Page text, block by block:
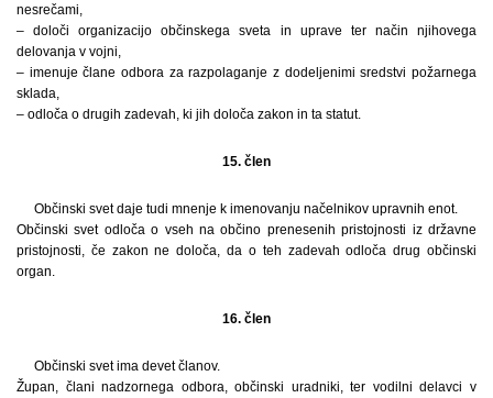
nesrečami,
– določi organizacijo občinskega sveta in uprave ter način njihovega
delovanja v vojni,
– imenuje člane odbora za razpolaganje z dodeljenimi sredstvi požarnega
sklada,
– odloča o drugih zadevah, ki jih določa zakon in ta statut.
15. člen
Občinski svet daje tudi mnenje k imenovanju načelnikov upravnih enot.
Občinski svet odloča o vseh na občino prenesenih pristojnosti iz državne
pristojnosti, če zakon ne določa, da o teh zadevah odloča drug občinski
organ.
16. člen
Občinski svet ima devet članov.
Župan, člani nadzornega odbora, občinski uradniki, ter vodilni delavci v